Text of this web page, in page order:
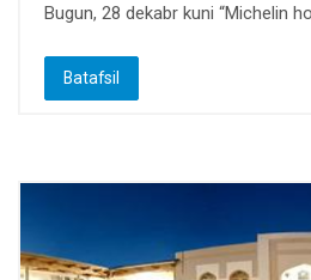
Bugun, 28 dekabr kuni “Michelin
Batafsil